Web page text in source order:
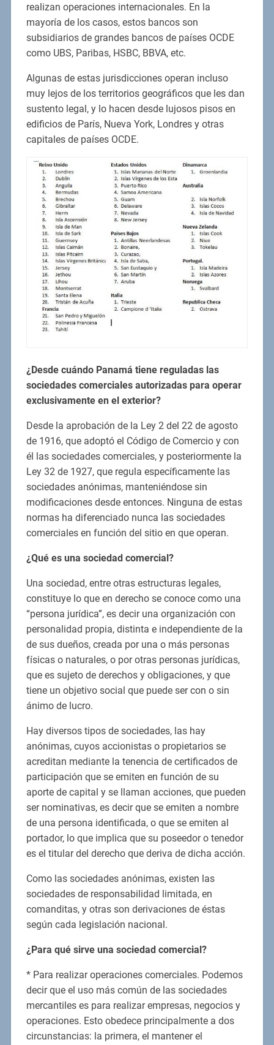
realizan operaciones internacionales. En la
mayoría de los casos, estos bancos son
subsidiarios de grandes bancos de países OCDE
como UBS, Paribas, HSBC, BBVA, etc.
Algunas de estas jurisdicciones operan incluso
muy lejos de los territorios geográficos que les dan
sustento legal, y lo hacen desde lujosos pisos en
edificios de París, Nueva York, Londres y otras
capitales de países OCDE.
¿Desde cuándo Panamá tiene reguladas las
sociedades comerciales autorizadas para operar
exclusivamente en el exterior?
Desde la aprobación de la Ley 2 del 22 de agosto
de 1916, que adoptó el Código de Comercio y con
él las sociedades comerciales, y posteriormente la
Ley 32 de 1927, que regula específicamente las
sociedades anónimas, manteniéndose sin
modificaciones desde entonces. Ninguna de estas
normas ha diferenciado nunca las sociedades
comerciales en función del sitio en que operan.
¿Qué es una sociedad comercial?
Una sociedad, entre otras estructuras legales,
constituye lo que en derecho se conoce como una
“persona jurídica”, es decir una organización con
personalidad propia, distinta e independiente de la
de sus dueños, creada por una o más personas
físicas o naturales, o por otras personas jurídicas,
que es sujeto de derechos y obligaciones, y que
tiene un objetivo social que puede ser con o sin
ánimo de lucro.
Hay diversos tipos de sociedades, las hay
anónimas, cuyos accionistas o propietarios se
acreditan mediante la tenencia de certificados de
participación que se emiten en función de su
aporte de capital y se llaman acciones, que pueden
ser nominativas, es decir que se emiten a nombre
de una persona identificada, o que se emiten al
portador, lo que implica que su poseedor o tenedor
es el titular del derecho que deriva de dicha acción.
Como las sociedades anónimas, existen las
sociedades de responsabilidad limitada, en
comanditas, y otras son derivaciones de éstas
según cada legislación nacional.
¿Para qué sirve una sociedad comercial?
* Para realizar operaciones comerciales. Podemos
decir que el uso más común de las sociedades
mercantiles es para realizar empresas, negocios y
operaciones. Esto obedece principalmente a dos
circunstancias: la primera, el mantener el